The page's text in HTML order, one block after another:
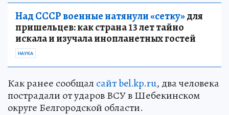
Над СССР военные натянули «сетку»для
пришельцев: как страна 13 лет тайно
искала и изучала инопланетных гостей
НАУКА
Как ранее сообщал сайт bel.kp.ru, два человека
пострадали от ударов ВСУ в Шебекинском
округе Белгородской области.